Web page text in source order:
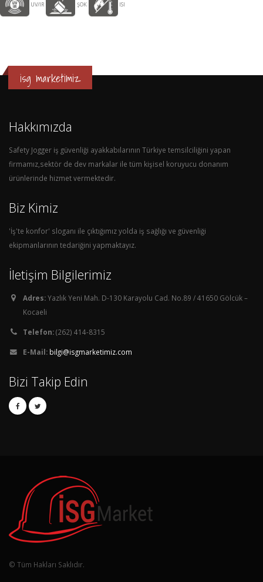
UV/IR ŞOK ISI
isg marketimiz
Hakkımızda
Safety Jogger iş güvenliği ayakkabılarının Türkiye temsilciliğini yapan
firmamız,sektör de dev markalar ile tüm kişisel koruyucu donanım
ürünlerinde hizmet vermektedir.
Biz Kimiz
'İş'te konfor' sloganı ile çıktığımız yolda iş sağlığı ve güvenliği
ekipmanlarının tedariğini yapmaktayız.
İletişim Bilgilerimiz
Adres:Yazlık Yeni Mah. D-130 Karayolu Cad. No.89 / 41650 Gölcük –
Kocaeli
Telefon:(262) 414-8315
E-Mail: bilgi@isgmarketimiz.com
Bizi Takip Edin
© Tüm Hakları Saklıdır.